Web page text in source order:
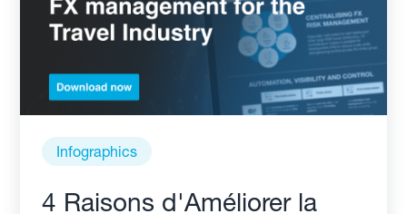
Infographics
4 Raisons d'Améliorer la